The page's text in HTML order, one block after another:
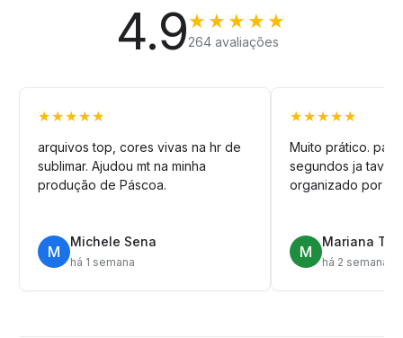
4.9★★★★★
264 avaliações
★★★★★
arquivos top, cores vivas na hr de
sublimar. Ajudou mt na minha
produção de Páscoa.
M
Michele Sena
há 1 semana
★★★★★
Muito prático.
segundos ja tava
organizado por
M
Mariana T.
há 2 semanas